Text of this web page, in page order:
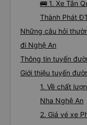
🚌 1. Xe Tân
Thành Phát
Những câu hỏi
đi Nghệ An
Thông tin tuyến
Giới thiệu tuyến
1. Về chất
Nha Nghệ An
2. Giá vé xe